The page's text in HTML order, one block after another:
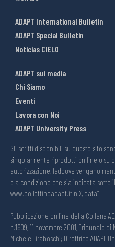
ADAPT International Bulletin
ADAPT Special Bulletin
Noticias CIELO
ADAPT sui media
Chi Siamo
Eventi
Lavora con Noi
ADAPT University Press
Gli scritti disponibili su questo sito
singolarmente riprodotti on line o su
autorizzazione, laddove vengano
e a condizione che sia indicata sotto
www.bollettinoadapt.it n.X, data“
Pubblicazione on line della Collana
n.1609, 11 novembre 2001, Tribunale
Michele Tiraboschi; Direttrice ADAPT